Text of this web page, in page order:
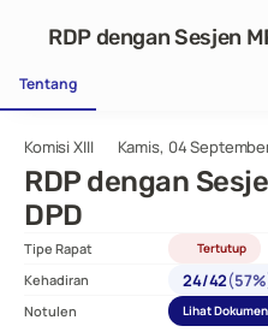
Komisi XIII Kamis, 04
RDP dengan
DPD
Tipe Rapat Tertutup
Kehadiran 24/42(57%
Notulen Lihat Dokumen
RDP dengan Sesjen
Tentang